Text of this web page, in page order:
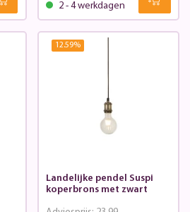
2 - 4 werkdagen
12.59%
Landelijke pendel Suspi
koperbrons met zwart